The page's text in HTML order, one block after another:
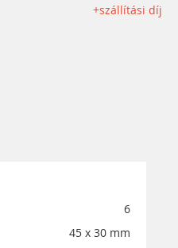
+szállítási díj
6
45 x 30 mm